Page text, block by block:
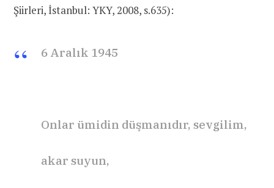
Şiirleri, İstanbul: YKY, 2008, s.635):
6 Aralık 1945
Onlar ümidin düşmanıdır, sevgilim,
akar suyun,